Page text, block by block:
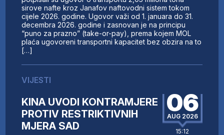
sirove nafte kroz Janafov naftovodni sistem tokom
cijele 2026. godine. Ugovor važi od 1. januara do 31.
decembra 2026. godine i zasnovan je na principu
“puno za prazno” (take-or-pay), prema kojem MOL
plaća ugovoreni transportni kapacitet bez obzira na to
[…]
VIJESTI
KINA UVODI KONTRAMJERE
PROTIV RESTRIKTIVNIH
MJERA SAD
06
AUG 2026
15:12